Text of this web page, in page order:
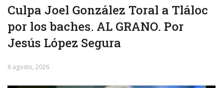
Culpa Joel González Toral a Tláloc
por los baches. AL GRANO. Por
Jesús López Segura
6 agosto, 2026